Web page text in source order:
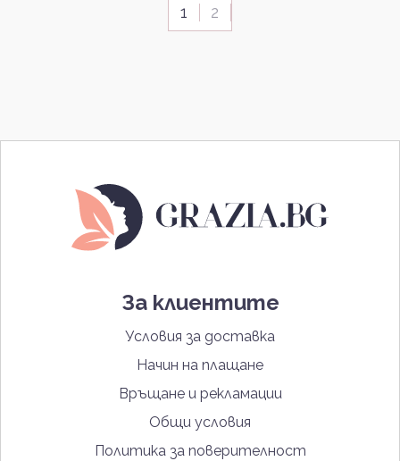
1 2
За клиентите
Условия за доставка
Начин на плащане
Връщане и рекламации
Общи условия
Политика за поверителност